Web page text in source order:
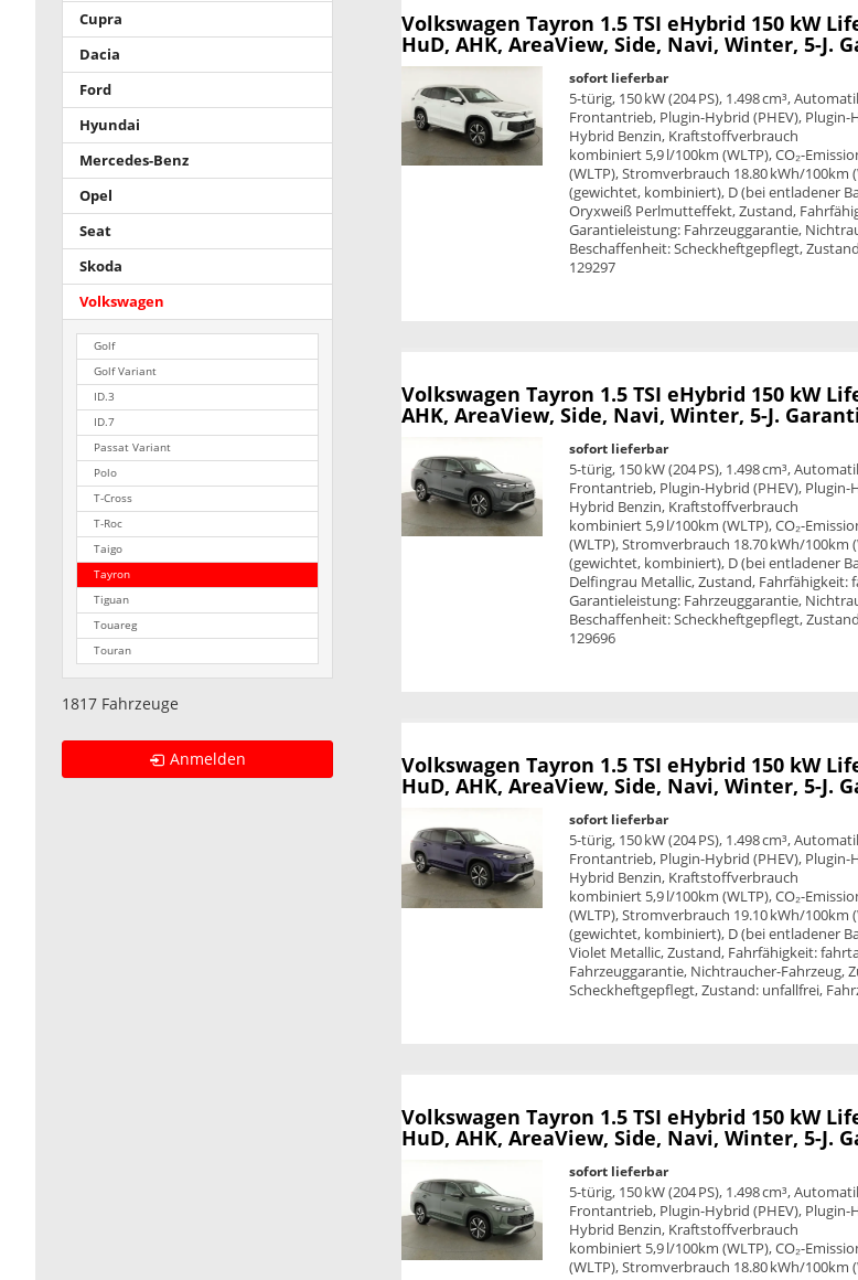
Volkswagen Tayron 1.5 TSI eHybrid 150 kW
HuD, AHK, AreaView, Side, Navi, Winter, 5-J.
sofort lieferbar
5-türig, 150 kW (204 PS), 1.498 cm³,
Frontantrieb, Plugin-Hybrid (PHEV), Plugin-
Hybrid Benzin, Kraftstoffverbrauch
kombiniert 5,9 l/100km (WLTP), CO₂-
(WLTP), Stromverbrauch 18.80 kWh/100km
(gewichtet, kombiniert), D (bei entladener
Oryxweiß Perlmutteffekt, Zustand,
Garantieleistung: Fahrzeuggarantie,
Beschaffenheit: Scheckheftgepflegt,
129297
Volkswagen Tayron 1.5 TSI eHybrid 150 kW
AHK, AreaView, Side, Navi, Winter, 5-J.
sofort lieferbar
5-türig, 150 kW (204 PS), 1.498 cm³,
Frontantrieb, Plugin-Hybrid (PHEV), Plugin-
Hybrid Benzin, Kraftstoffverbrauch
kombiniert 5,9 l/100km (WLTP), CO₂-
(WLTP), Stromverbrauch 18.70 kWh/100km
(gewichtet, kombiniert), D (bei entladener
Delfingrau Metallic, Zustand, Fahrfähigkeit:
Garantieleistung: Fahrzeuggarantie,
Beschaffenheit: Scheckheftgepflegt,
129696
Volkswagen Tayron 1.5 TSI eHybrid 150 kW
HuD, AHK, AreaView, Side, Navi, Winter, 5-J.
sofort lieferbar
5-türig, 150 kW (204 PS), 1.498 cm³,
Frontantrieb, Plugin-Hybrid (PHEV), Plugin-
Hybrid Benzin, Kraftstoffverbrauch
kombiniert 5,9 l/100km (WLTP), CO₂-
(WLTP), Stromverbrauch 19.10 kWh/100km
(gewichtet, kombiniert), D (bei entladener
Violet Metallic, Zustand, Fahrfähigkeit:
Fahrzeuggarantie, Nichtraucher-Fahrzeug,
Scheckheftgepflegt, Zustand: unfallfrei,
Volkswagen Tayron 1.5 TSI eHybrid 150 kW
HuD, AHK, AreaView, Side, Navi, Winter, 5-J.
sofort lieferbar
5-türig, 150 kW (204 PS), 1.498 cm³,
Frontantrieb, Plugin-Hybrid (PHEV), Plugin-
Hybrid Benzin, Kraftstoffverbrauch
kombiniert 5,9 l/100km (WLTP), CO₂-
(WLTP), Stromverbrauch 18.80 kWh/100km
Cupra
Dacia
Ford
Hyundai
Mercedes-Benz
Opel
Seat
Skoda
Volkswagen
Golf
Golf Variant
ID.3
ID.7
Passat Variant
Polo
T-Cross
T-Roc
Taigo
Tayron
Tiguan
Touareg
Touran
1817 Fahrzeuge
Anmelden